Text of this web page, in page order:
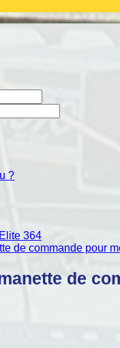
?
364
de commande pour
de